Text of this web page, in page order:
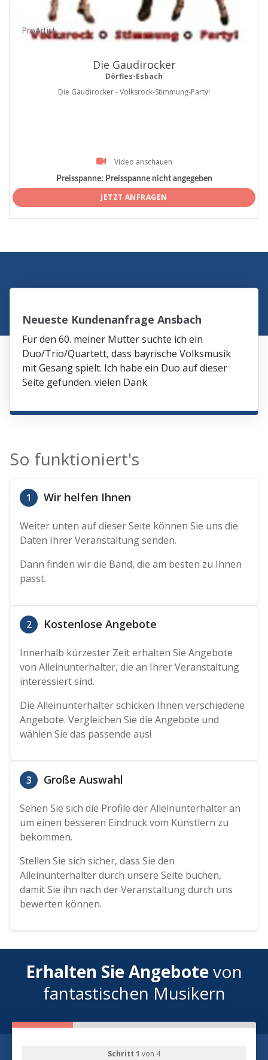
ProArtist
Die Gaudirocker
Dörfles-Esbach
Die Gaudirocker - Volksrock-Stimmung-Party!
Video anschauen
Preisspanne: Preisspanne nicht angegeben
JETZT ANFRAGEN
Neueste Kundenanfrage Ansbach
Für den 60. meiner Mutter suchte ich ein
Duo/Trio/Quartett, dass bayrische Volksmusik
mit Gesang spielt. Ich habe ein Duo auf dieser
Seite gefunden. vielen Dank
So funktioniert's
1 Wir helfen Ihnen
Weiter unten auf dieser Seite können Sie uns die
Daten Ihrer Veranstaltung senden.
Dann finden wir die Band, die am besten zu Ihnen
passt.
2 Kostenlose Angebote
Innerhalb kürzester Zeit erhalten Sie Angebote
von Alleinunterhalter, die an Ihrer Veranstaltung
interessiert sind.
Die Alleinunterhalter schicken Ihnen verschiedene
Angebote. Vergleichen Sie die Angebote und
wählen Sie das passende aus!
3 Große Auswahl
Sehen Sie sich die Profile der Alleinunterhalter an
um einen besseren Eindruck vom Künstlern zu
bekommen.
Stellen Sie sich sicher, dass Sie den
Alleinunterhalter durch unsere Seite buchen,
damit Sie ihn nach der Veranstaltung durch uns
bewerten können.
Erhalten Sie Angebotevon
fantastischen Musikern
Schritt 1 von 4